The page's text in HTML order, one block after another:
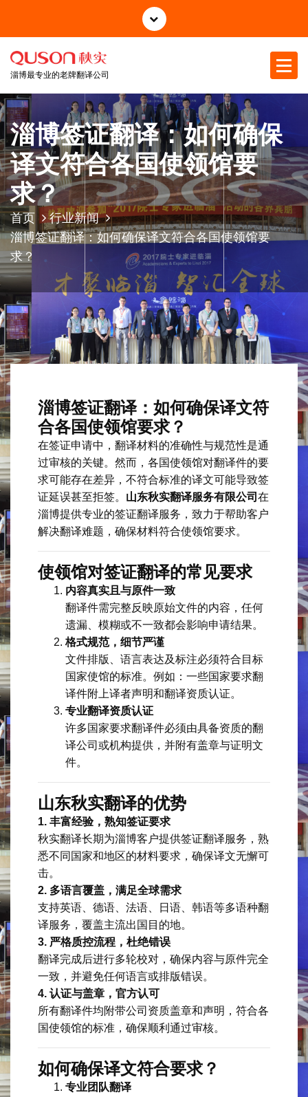
正
淄博最专业的老牌翻译公司
淄博签证翻译：如何确保
译文符合各国使领馆要
求？
首页
行业新闻
淄博签证翻译：如何确保译文符合各国使领馆要
求？
淄博签证翻译：如何确保译文符
合各国使领馆要求？
在签证申请中，翻译材料的准确性与规范性是通
过审核的关键。然而，各国使领馆对翻译件的要
求可能存在差异，不符合标准的译文可能导致签
证延误甚至拒签。 山东秋实翻译服务有限公司 在
淄博提供专业的签证翻译服务，致力于帮助客户
解决翻译难题，确保材料符合使领馆要求。
使领馆对签证翻译的常见要求
内容真实且与原件一致
翻译件需完整反映原始文件的内容，任何
遗漏、模糊或不一致都会影响申请结果。
格式规范，细节严谨
文件排版、语言表达及标注必须符合目标
国家使馆的标准。例如：一些国家要求翻
译件附上译者声明和翻译资质认证。
专业翻译资质认证
许多国家要求翻译件必须由具备资质的翻
译公司或机构提供，并附有盖章与证明文
件。
山东秋实翻译的优势
1. 丰富经验，熟知签证要求
秋实翻译长期为淄博客户提供签证翻译服务，熟
悉不同国家和地区的材料要求，确保译文无懈可
击。
2. 多语言覆盖，满足全球需求
支持英语、德语、法语、日语、韩语等多语种翻
译服务，覆盖主流出国目的地。
3. 严格质控流程，杜绝错误
翻译完成后进行多轮校对，确保内容与原件完全
一致，并避免任何语言或排版错误。
4. 认证与盖章，官方认可
所有翻译件均附带公司资质盖章和声明，符合各
国使领馆的标准，确保顺利通过审核。
如何确保译文符合要求？
专业团队翻译